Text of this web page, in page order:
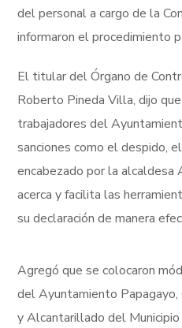
del personal a cargo de la
informaron el procedimiento
El titular del Órgano de
Roberto Pineda Villa, dijo
trabajadores del
sanciones como el despido,
encabezado por la alcaldesa
acerca y facilita las
su declaración de manera
Agregó que se colocaron
del Ayuntamiento
y Alcantarillado del